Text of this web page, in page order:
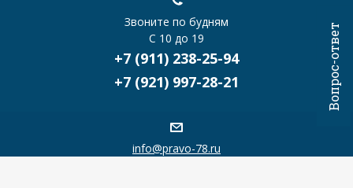
Звоните по будням
С 10 до 19
+7 (911) 238-25-94
+7 (921) 997-28-21
info@pravo-78.ru
Вопрос-ответ